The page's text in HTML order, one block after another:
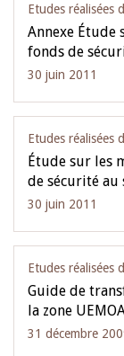
Etudes réalisées
Annexe Étude
fonds de
30 juin 2011
Etudes réalisées
Étude sur les
de sécurité au
30 juin 2011
Etudes réalisées
Guide de
la zone
31 décembre